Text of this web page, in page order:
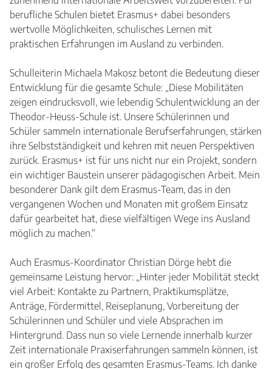
berufliche Schulen bietet Erasmus+ dabei besonders
wertvolle Möglichkeiten, schulisches Lernen mit
praktischen Erfahrungen im Ausland zu verbinden.
Schulleiterin Michaela Makosz betont die Bedeutung dieser
Entwicklung für die gesamte Schule: „Diese Mobilitäten
zeigen eindrucksvoll, wie lebendig Schulentwicklung an der
Theodor-Heuss-Schule ist. Unsere Schülerinnen und
Schüler sammeln internationale Berufserfahrungen, stärken
ihre Selbstständigkeit und kehren mit neuen Perspektiven
zurück. Erasmus+ ist für uns nicht nur ein Projekt, sondern
ein wichtiger Baustein unserer pädagogischen Arbeit. Mein
besonderer Dank gilt dem Erasmus-Team, das in den
vergangenen Wochen und Monaten mit großem Einsatz
dafür gearbeitet hat, diese vielfältigen Wege ins Ausland
möglich zu machen.“
Auch Erasmus-Koordinator Christian Dörge hebt die
gemeinsame Leistung hervor: „Hinter jeder Mobilität steckt
viel Arbeit: Kontakte zu Partnern, Praktikumsplätze,
Anträge, Fördermittel, Reiseplanung, Vorbereitung der
Schülerinnen und Schüler und viele Absprachen im
Hintergrund. Dass nun so viele Lernende innerhalb kurzer
Zeit internationale Praxiserfahrungen sammeln können, ist
ein großer Erfolg des gesamten Erasmus-Teams. Ich danke